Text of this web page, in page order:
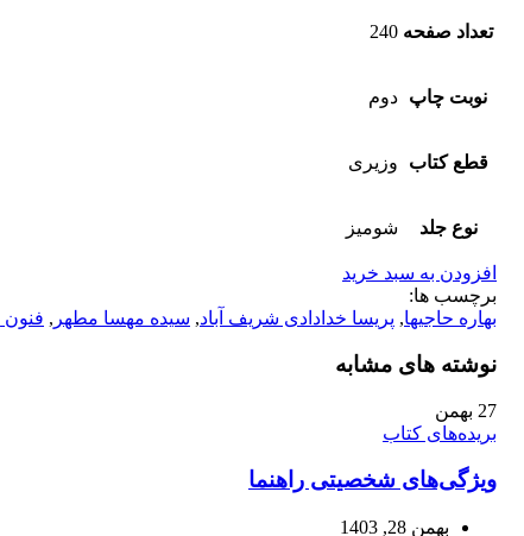
تعداد صفحه 240
نوبت چاپ دوم
قطع کتاب وزیری
نوع جلد شومیز
افزودن به سبد خرید
برچسب ها:
بهاره حاجیها, پریسا خدادادی شریف آباد, سیده مهسا مطهر , فنون
نوشته های مشابه
27 بهمن
بریده‌های کتاب
ویژگی‌های شخصیتی راهنما‌
بهمن 28, 1403